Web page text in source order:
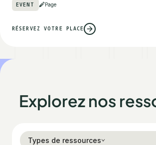
EVENT Page
RÉSERVEZ VOTRE PLACE
Explorez nos
Types de ressources